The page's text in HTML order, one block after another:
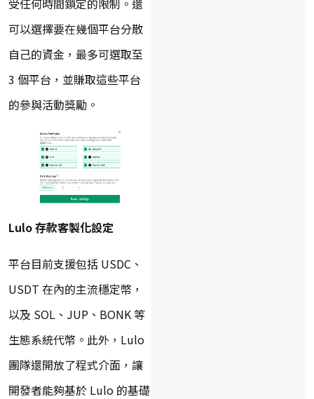
受任何時間鎖定的限制。還
可以選擇要在幾個平台分散
自己的資金，最多可選取至
3 個平台，並賺取這些平台
的參與活動獎勵。
Lulo 存款客製化設定
平台目前支援包括 USDC、
USDT 在內的主流穩定幣，
以及 SOL、JUP、BONK 等
生態系統代幣。此外，Lulo
團隊還開放了程式介面，讓
開發者能夠基於 Lulo 的基礎